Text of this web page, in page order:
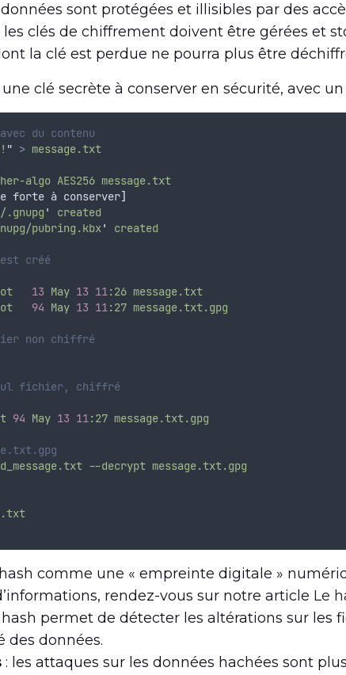
données sont protégées et illisibles par des
les clés de chiffrement doivent être gérées et
la clé est perdue ne pourra plus être
clé secrète à conserver en sécurité, avec
du contenu
" > message.txt
algo AES256 message.txt
forte à conserver]
'
created
pubring.kbx' created
créé
13 May 13 11:26 message.txt
94 May 13 11:27 message.txt.gpg
non chiffré
fichier, chiffré
94 May 13 11:27 message.txt.gpg
--decrypt message.txt.gpg
comme une « empreinte digitale »
rendez-vous sur notre article Le
hash permet de détecter les altérations sur les
des données.
: les attaques sur les données hachées sont